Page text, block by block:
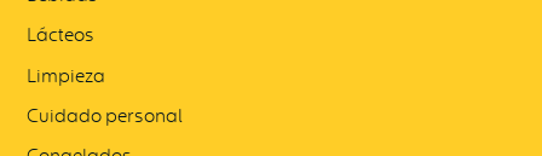
Lácteos
Limpieza
Cuidado personal